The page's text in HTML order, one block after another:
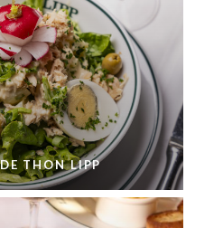
THON LIPP